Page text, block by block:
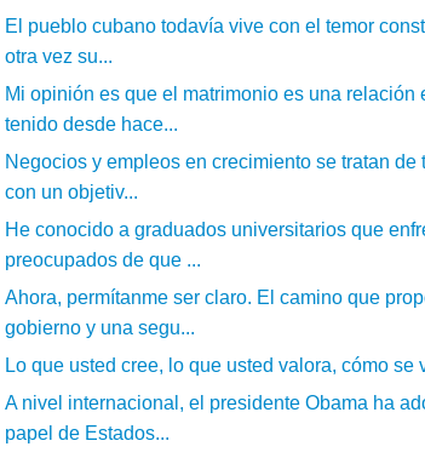
El pueblo cubano todavía vive con el temor
otra vez su...
Mi opinión es que el matrimonio es una
tenido desde hace...
Negocios y empleos en crecimiento se tratan
con un objetiv...
He conocido a graduados universitarios que
preocupados de que ...
Ahora, permítanme ser claro. El camino que
gobierno y una segu...
Lo que usted cree, lo que usted valora, cómo se
A nivel internacional, el presidente Obama ha
papel de Estados...